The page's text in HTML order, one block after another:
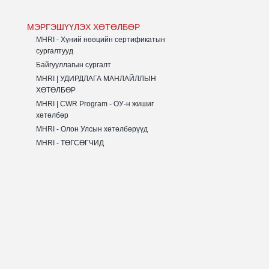
МЭРГЭШҮҮЛЭХ ХӨТӨЛБӨР
MHRI - Хүний нөөцийн сертификатын
сургалтууд
Байгууллагын сургалт
MHRI | УДИРДЛАГА МАНЛАЙЛЛЫН
ХӨТӨЛБӨР
MHRI | CWR Program - ОУ-н жишиг
хөтөлбөр
MHRI - Олон Улсын хөтөлбөрүүд
MHRI - ТӨГСӨГЧИД